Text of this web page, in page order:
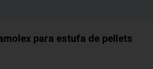
para estufa de pellets